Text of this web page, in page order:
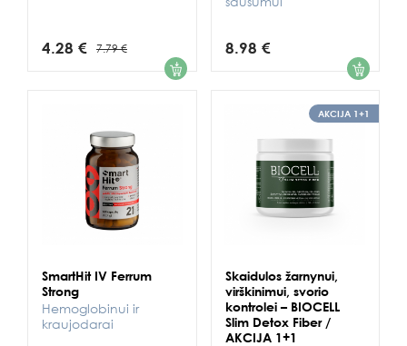
4.28 € 7.79 € 1 8.98 € 1
SmartHit IV Ferrum
Strong
Hemoglobinui ir
kraujodarai
AKCIJA 1+1
Skaidulos žarnynui,
virškinimui, svorio
kontrolei – BIOCELL
Slim Detox Fiber /
AKCIJA 1+1